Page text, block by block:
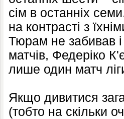
сім в останніх
на контрасті з
Тюрам не забивав і
матчів, Федеріко
лише один матч
Якщо дивитися
(тобто на скільки